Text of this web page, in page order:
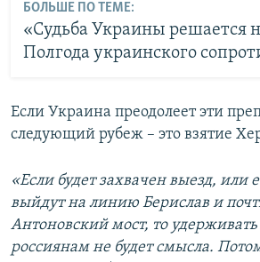
БОЛЬШЕ ПО ТЕМЕ:
«Судьба Украины решается
Полгода украинского
Если Украина преодолеет эти
следующий рубеж – это взятие
«Если будет захвачен выезд, или
выйдут на линию Берислав и
Антоновский мост, то
россиянам не будет смысла.